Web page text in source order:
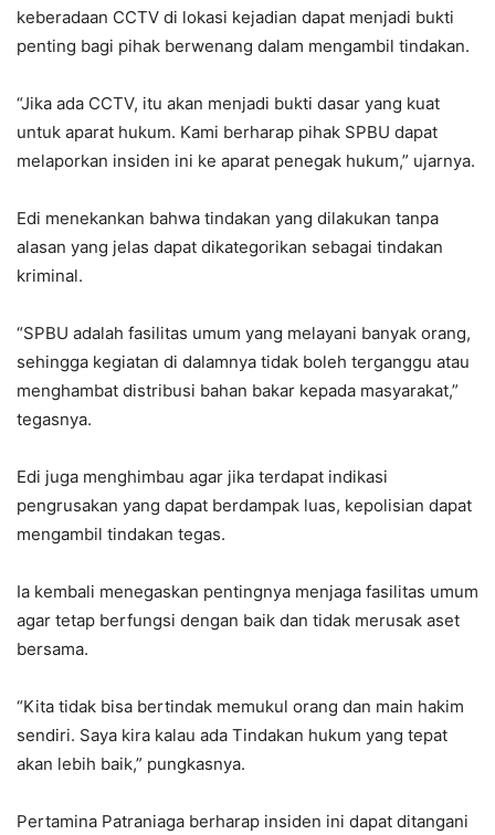
keberadaan CCTV di lokasi kejadian dapat menjadi bukti
penting bagi pihak berwenang dalam mengambil tindakan.
“Jika ada CCTV, itu akan menjadi bukti dasar yang kuat
untuk aparat hukum. Kami berharap pihak SPBU dapat
melaporkan insiden ini ke aparat penegak hukum,” ujarnya.
Edi menekankan bahwa tindakan yang dilakukan tanpa
alasan yang jelas dapat dikategorikan sebagai tindakan
kriminal.
“SPBU adalah fasilitas umum yang melayani banyak orang,
sehingga kegiatan di dalamnya tidak boleh terganggu atau
menghambat distribusi bahan bakar kepada masyarakat,”
tegasnya.
Edi juga menghimbau agar jika terdapat indikasi
pengrusakan yang dapat berdampak luas, kepolisian dapat
mengambil tindakan tegas.
Ia kembali menegaskan pentingnya menjaga fasilitas umum
agar tetap berfungsi dengan baik dan tidak merusak aset
bersama.
“Kita tidak bisa bertindak memukul orang dan main hakim
sendiri. Saya kira kalau ada Tindakan hukum yang tepat
akan lebih baik,” pungkasnya.
Pertamina Patraniaga berharap insiden ini dapat ditangani